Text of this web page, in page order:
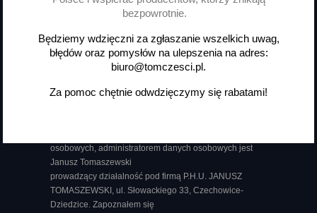
Otrzymuj informację o nowościach
Możesz zrezygnować w każdej chwili. W tym celu
osobowych, administratorem danych osobowych jest
Janusz Tomaszewski
prowadzący działalność pod firmą P.H.U. JANUSZ
TOMASZEWSKI, ul. Słowackiego 33, Czechowice-
Dziedzice. Zapoznałem się
bezpowrotnie.
Będziemy wdzięczni za zgłaszanie wszelkich uwag,
błędów oraz pomysłów na ulepszenia na adres:
biuro@tomczesci.pl.
Za pomoc chętnie odwdzięczymy się rabatami!